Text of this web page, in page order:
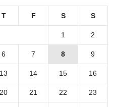
T F S S
1 2
6 7 8 9
13 14 15 16
20 21 22 23